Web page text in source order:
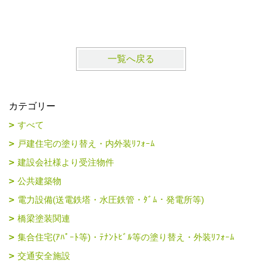
一覧へ戻る
カテゴリー
すべて
戸建住宅の塗り替え・内外装ﾘﾌｫｰﾑ
建設会社様より受注物件
公共建築物
電力設備(送電鉄塔・水圧鉄管・ﾀﾞﾑ・発電所等)
橋梁塗装関連
集合住宅(ｱﾊﾟｰﾄ等)・ﾃﾅﾝﾄﾋﾞﾙ等の塗り替え・外装ﾘﾌｫｰﾑ
交通安全施設